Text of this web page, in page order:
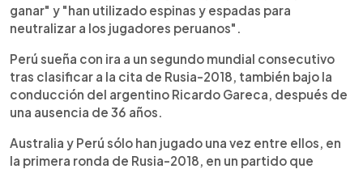
ganar" y "han utilizado espinas y espadas para
neutralizar a los jugadores peruanos".
Perú sueña con ira a un segundo mundial consecutivo
tras clasificar a la cita de Rusia-2018, también bajo la
conducción del argentino Ricardo Gareca, después de
una ausencia de 36 años.
Australia y Perú sólo han jugado una vez entre ellos, en
la primera ronda de Rusia-2018, en un partido que